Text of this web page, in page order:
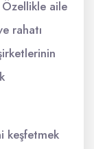
aile
rahatı
keşfetmek